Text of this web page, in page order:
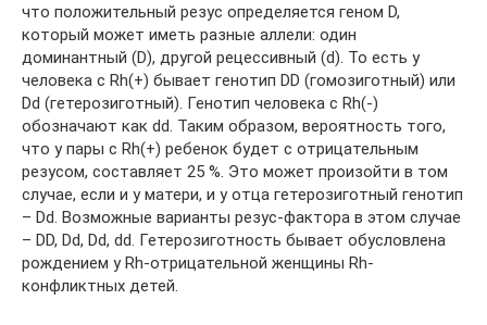
что положительный резус определяется геном D,
который может иметь разные аллели: один
доминантный (D), другой рецессивный (d). То есть у
человека с Rh(+) бывает генотип DD (гомозиготный) или
Dd (гетерозиготный). Генотип человека с Rh(-)
обозначают как dd. Таким образом, вероятность того,
что у пары с Rh(+) ребенок будет с отрицательным
резусом, составляет 25 %. Это может произойти в том
случае, если и у матери, и у отца гетерозиготный генотип
– Dd. Возможные варианты резус-фактора в этом случае
– DD, Dd, Dd, dd. Гетерозиготность бывает обусловлена
рождением у Rh-отрицательной женщины Rh-
конфликтных детей.